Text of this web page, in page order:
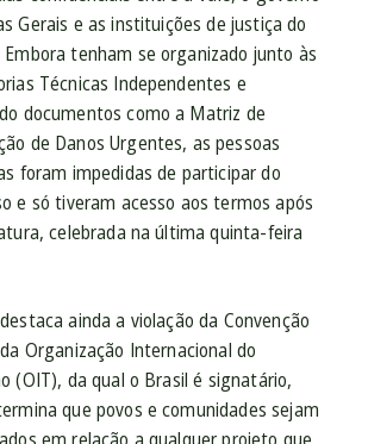
Gerais e as instituições de justiça do
tenham se organizado junto às
Técnicas Independentes e
documentos como a Matriz de
de Danos Urgentes, as pessoas
foram impedidas de participar do
e só tiveram acesso aos termos após
celebrada na última quinta-feira
ainda a violação da Convenção
Organização Internacional do
(OIT), da qual o Brasil é signatário,
que povos e comunidades sejam